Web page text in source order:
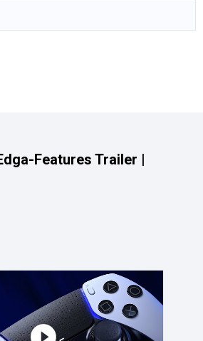
Features Trailer |
Edga-Features Trailer | PS5